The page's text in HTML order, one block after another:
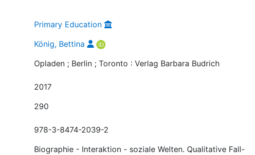
Primary Education
König, Bettina
Opladen ; Berlin ; Toronto : Verlag Barbara Budrich
2017
290
978-3-8474-2039-2
Biographie - Interaktion - soziale Welten. Qualitative Fall-